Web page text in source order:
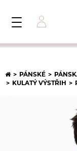
Registrace
Zapomněli jste
Toggle
PÁNSKÉ
KULATÝ VÝSTŘIH